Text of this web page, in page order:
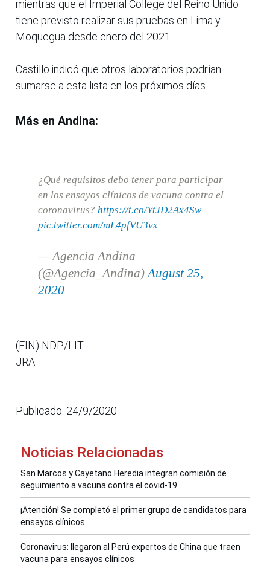
mientras que el Imperial College del Reino Unido
tiene previsto realizar sus pruebas en Lima y
Moquegua desde enero del 2021.
Castillo indicó que otros laboratorios podrían
sumarse a esta lista en los próximos días.
Más en Andina:
¿Qué requisitos debo tener para participar
en los ensayos clínicos de vacuna contra el
coronavirus? https://t.co/YtJD2Ax4Sw
pic.twitter.com/mL4pfVU3vx
— Agencia Andina
(@Agencia_Andina)August 25,
2020
(FIN) NDP/LIT
JRA
Publicado: 24/9/2020
Noticias Relacionadas
San Marcos y Cayetano Heredia integran comisión de
seguimiento a vacuna contra el covid-19
¡Atención! Se completó el primer grupo de candidatos para
ensayos clínicos
Coronavirus: llegaron al Perú expertos de China que traen
vacuna para ensayos clínicos